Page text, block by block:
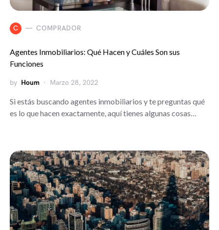
C COMPRADOR
Agentes Inmobiliarios: Qué Hacen y Cuáles Son sus
Funciones
by Houm Marzo 28, 2022
Si estás buscando agentes inmobiliarios y te preguntas qué
es lo que hacen exactamente, aquí tienes algunas cosas…